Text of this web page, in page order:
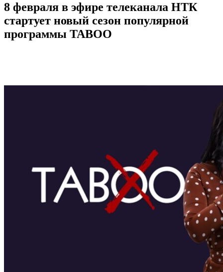
8 февраля в эфире телеканала НТК
стартует новый сезон популярной
программы TABOO